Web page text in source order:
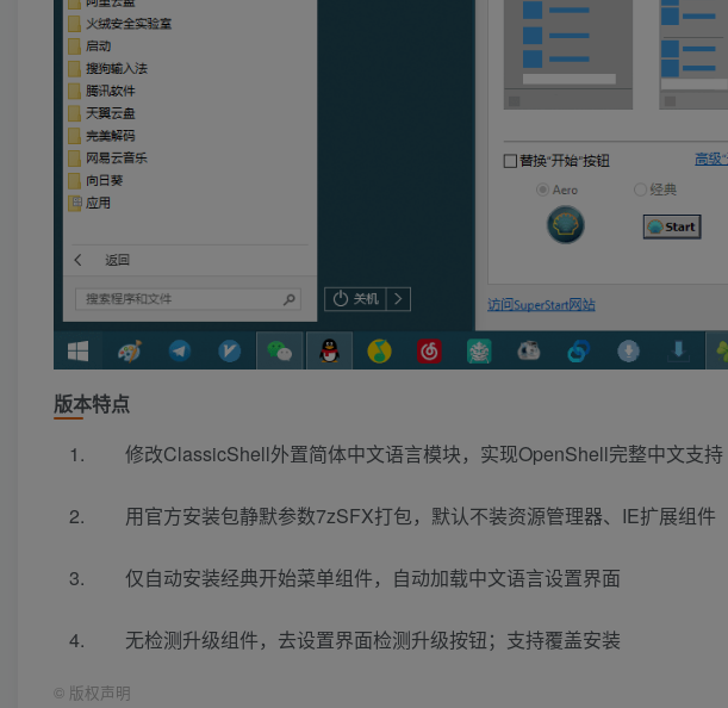
版本特点
修改ClassicShell外置简体中文语言模块，实现OpenShell完整中文支持
用官方安装包静默参数7zSFX打包，默认不装资源管理器、IE扩展组件
仅自动安装经典开始菜单组件，自动加载中文语言设置界面
无检测升级组件，去设置界面检测升级按钮；支持覆盖安装
© 版权声明